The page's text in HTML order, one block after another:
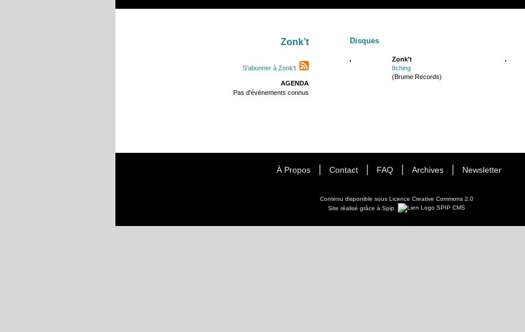
Zonk’t
S'abonner à Zonk’t
AGENDA
Pas d'événements connus
Disques
Zonk’t
Itching
(Brume Records)
À Propos Contact FAQ Archives Newsletter
Contenu disponible sous Licence Creative Commons 2.0
Site réalisé grâce à Spip